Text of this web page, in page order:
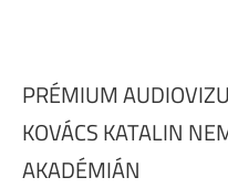
PRÉMIUM
KOVÁCS KATALIN
AKADÉMIÁN